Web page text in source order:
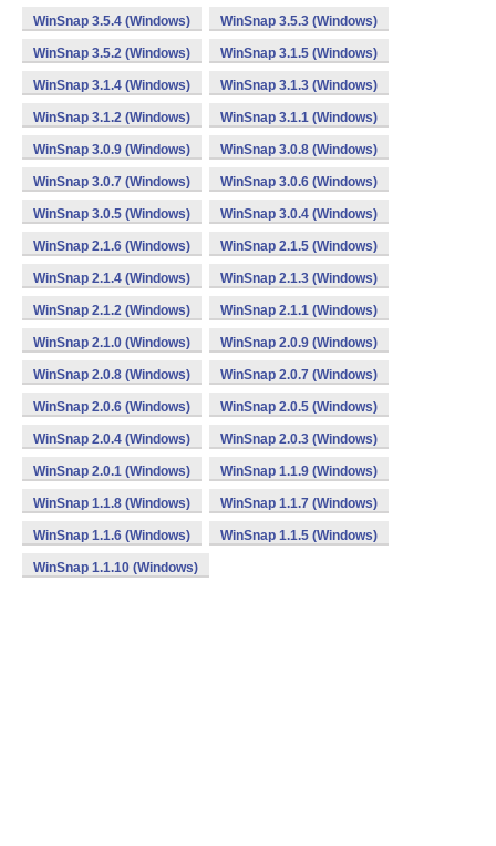
WinSnap 3.5.4 (Windows) WinSnap 3.5.3 (Windows)
WinSnap 3.5.2 (Windows) WinSnap 3.1.5 (Windows)
WinSnap 3.1.4 (Windows) WinSnap 3.1.3 (Windows)
WinSnap 3.1.2 (Windows) WinSnap 3.1.1 (Windows)
WinSnap 3.0.9 (Windows) WinSnap 3.0.8 (Windows)
WinSnap 3.0.7 (Windows) WinSnap 3.0.6 (Windows)
WinSnap 3.0.5 (Windows) WinSnap 3.0.4 (Windows)
WinSnap 2.1.6 (Windows) WinSnap 2.1.5 (Windows)
WinSnap 2.1.4 (Windows) WinSnap 2.1.3 (Windows)
WinSnap 2.1.2 (Windows) WinSnap 2.1.1 (Windows)
WinSnap 2.1.0 (Windows) WinSnap 2.0.9 (Windows)
WinSnap 2.0.8 (Windows) WinSnap 2.0.7 (Windows)
WinSnap 2.0.6 (Windows) WinSnap 2.0.5 (Windows)
WinSnap 2.0.4 (Windows) WinSnap 2.0.3 (Windows)
WinSnap 2.0.1 (Windows) WinSnap 1.1.9 (Windows)
WinSnap 1.1.8 (Windows) WinSnap 1.1.7 (Windows)
WinSnap 1.1.6 (Windows) WinSnap 1.1.5 (Windows)
WinSnap 1.1.10 (Windows)